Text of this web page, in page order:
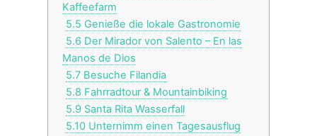
Kaffeefarm
5.5 Genieße die lokale Gastronomie
5.6 Der Mirador von Salento – En las
Manos de Dios
5.7 Besuche Filandia
5.8 Fahrradtour & Mountainbiking
5.9 Santa Rita Wasserfall
5.10 Unternimm einen Tagesausflug